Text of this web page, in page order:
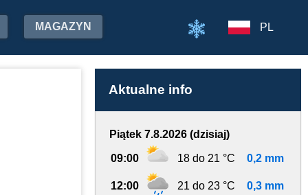
MAGAZYN PL
Aktualne info
Piątek 7.8.2026 (dzisiaj)
09:00 18 do 21 °C 0,2 mm
12:00 21 do 23 °C 0,3 mm